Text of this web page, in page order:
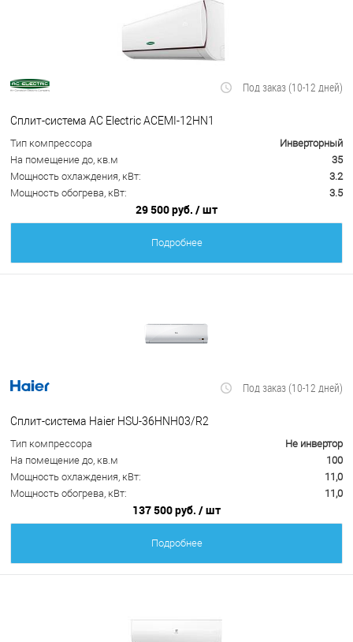
Под заказ (10-12 дней)
Сплит-система AC Electric ACEMI-12HN1
Тип компрессора
Инверторный
На помещение до, кв.м
35
Мощность охлаждения, кВт:
3.2
Мощность обогрева, кВт:
3.5
29 500 руб. / шт
Подробнее
Под заказ (10-12 дней)
Сплит-система Haier HSU-36HNH03/R2
Тип компрессора
Не инвертор
На помещение до, кв.м
100
Мощность охлаждения, кВт:
11,0
Мощность обогрева, кВт:
11,0
137 500 руб. / шт
Подробнее